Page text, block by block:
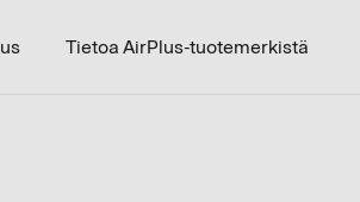
Tietoa AirPlus-tuotemerkistä